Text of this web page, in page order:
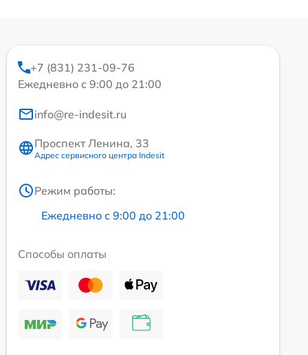
+7 (831) 231-09-76
Ежедневно с 9:00 до 21:00
info@re-indesit.ru
Проспект Ленина, 33
Адрес сервисного центра Indesit
Режим работы:
Ежедневно с 9:00 до 21:00
Способы оплаты